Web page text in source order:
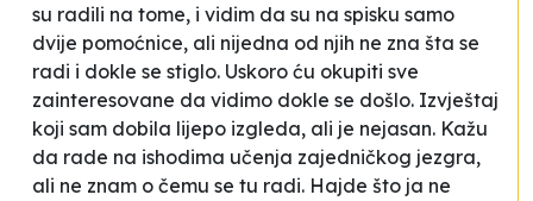
su radili na tome, i vidim da su na spisku samo
dvije pomoćnice, ali nijedna od njih ne zna šta se
radi i dokle se stiglo. Uskoro ću okupiti sve
zainteresovane da vidimo dokle se došlo. Izvještaj
koji sam dobila lijepo izgleda, ali je nejasan. Kažu
da rade na ishodima učenja zajedničkog jezgra,
ali ne znam o čemu se tu radi. Hajde što ja ne